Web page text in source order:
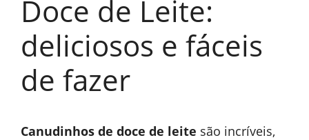
Doce de Leite:
deliciosos e fáceis
de fazer
Canudinhos de doce de leite são incríveis,